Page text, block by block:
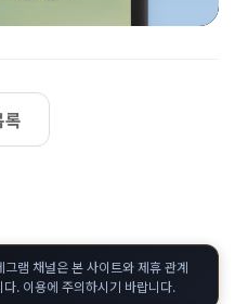
록
램 채널은 본 사이트와 제휴 관계
. 이용에 주의하시기 바랍니다.